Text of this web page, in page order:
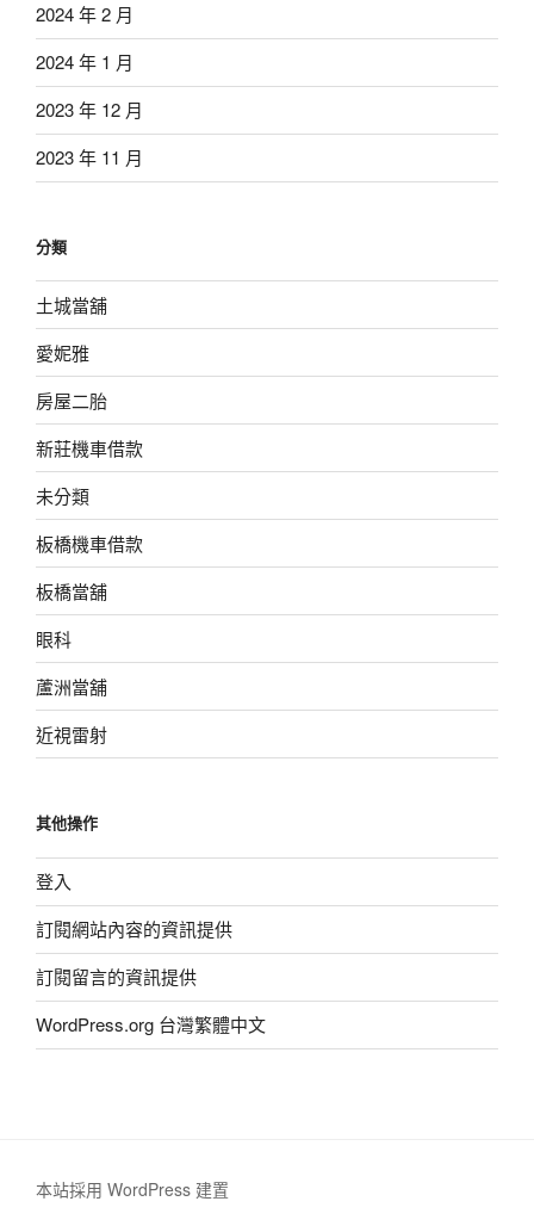
2024 年 2 月
2024 年 1 月
2023 年 12 月
2023 年 11 月
分類
土城當舖
愛妮雅
房屋二胎
新莊機車借款
未分類
板橋機車借款
板橋當舖
眼科
蘆洲當舖
近視雷射
其他操作
登入
訂閱網站內容的資訊提供
訂閱留言的資訊提供
WordPress.org 台灣繁體中文
本站採用 WordPress 建置